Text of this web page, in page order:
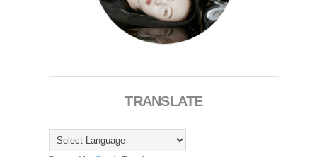
TRANSLATE